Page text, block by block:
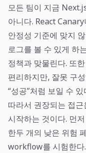
모든 팀이 지금
아니다. React
안정성 기준에 맞지
로그를 볼 수 있게 하
정책과 맞물린다. 또
편리하지만, 잘못 구
“성공”처럼 보일 수 있
따라서 권장되는 접
시작하는 것이다. 먼
한두 개의 낮은 위험
workflow를 시험한다